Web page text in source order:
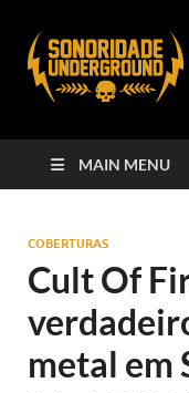
MAIN MENU
COBERTURAS
Cult Of
metal em